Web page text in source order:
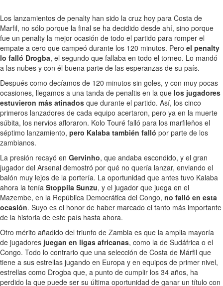
Los lanzamientos de penalty han sido la cruz hoy para Costa de
Marfil, no sólo porque la final se ha decidido desde ahí, sino porque
fue un penalty la mejor ocasión de todo el partido para romper el
empate a cero que campeó durante los 120 minutos. Pero el penalty
lo falló Drogba, el segundo que fallaba en todo el torneo. Lo mandó
a las nubes y con él buena parte de las esperanzas de su país.
Después como decíamos de 120 minutos sin goles, y con muy pocas
ocasiones, llegamos a una tanda de penaltis en la que los jugadores
estuvieron más atinados que durante el partido. Así, los cinco
primeros lanzadores de cada equipo acertaron, pero ya en la muerte
súbita, los nervios afloraron. Kolo Touré falló para los marfileños el
séptimo lanzamiento, pero Kalaba también falló por parte de los
zambianos.
La presión recayó en Gervinho, que andaba escondido, y el gran
jugador del Arsenal demostró por qué no quería lanzar, enviando el
balón muy lejos de la portería. La oportunidad que antes tuvo Kalaba
ahora la tenía Stoppila Sunzu, y el jugador que juega en el
Mazembe, en la República Democrática del Congo, no falló en esta
ocasión. Suyo es el honor de haber marcado el tanto más importante
de la historia de este país hasta ahora.
Otro mérito añadido del triunfo de Zambia es que la amplia mayoría
de jugadores juegan en ligas africanas, como la de Sudáfrica o el
Congo. Todo lo contrario que una selección de Costa de Márfil que
tiene a sus estrellas jugando en Europa y en equipos de primer nivel,
estrellas como Drogba que, a punto de cumplir los 34 años, ha
perdido la que puede ser su última oportunidad de ganar un título con